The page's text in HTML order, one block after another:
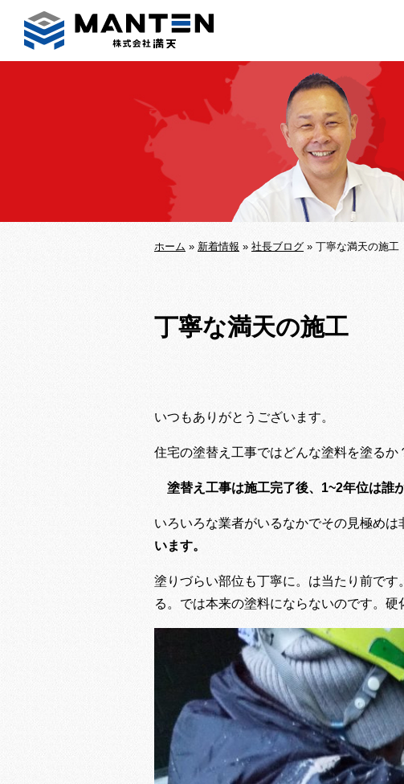
ホーム » 新着情報 » 社長ブログ » 丁寧な満天の施工
丁寧な満天の施工
いつもありがとうございます。
住宅の塗替え工事ではどんな塗料を塗るか
塗替え工事は施工完了後、1~2年位は誰
いろいろな業者がいるなかでその見極めは
います。
塗りづらい部位も丁寧に。は当たり前で
る。では本来の塗料にならないのです。硬